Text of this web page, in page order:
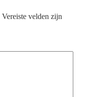
Vereiste velden zijn